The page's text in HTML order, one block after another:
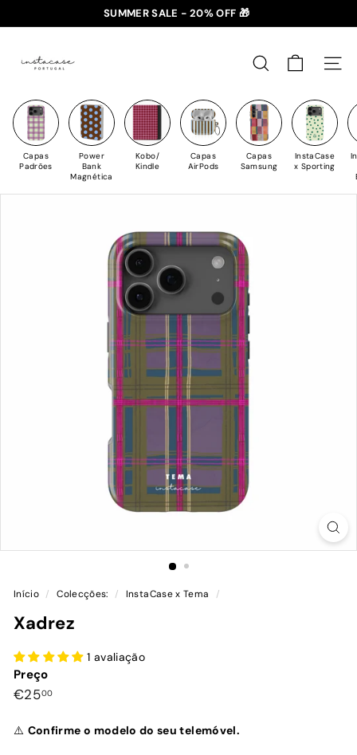
para
Conteúdo
slideshow
✈️ PORTES GRÁTIS: +35€ 🇵🇹🇪🇸 | +50€ 🇪🇺
SUMMER SALE - 20% OFF 🎁
n
t
a
C
a
s
PESQUISAR
Capas
Padrões
Power
Bank
Magnética
Kobo/
Kindle
Capas
AirPods
Capas
Samsung
InstaCase
x Sporting
Início / Colecções: / InstaCase x Tema /
Xadrez
1 avaliação
Preço
Preço
€2500€25,00
⚠️ Confirme o modelo do seu telemóvel.